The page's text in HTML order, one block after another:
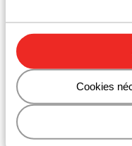
Cookies
SOWELL
Spa
Résidence Pierre et
Résidence P&V